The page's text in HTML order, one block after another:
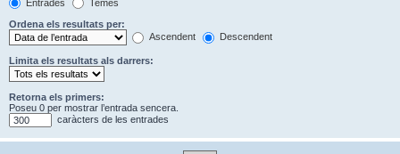
Entrades
Temes
Ordena els resultats per:
Ascendent
Descendent
Limita els resultats als darrers:
Retorna els primers:
Poseu 0 per mostrar l’entrada sencera.
caràcters de les entrades